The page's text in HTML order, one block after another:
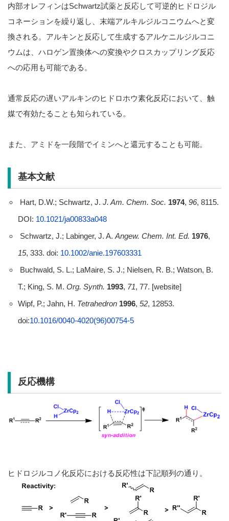
内部オレフィンはSchwartz試薬と反応して可逆的ヒドロジル
コネーションを繰り返し、末端アルキルジルコニウムへと変
換される。アルキンと反応して生成するアルケニルジルコニ
ウムは、ハロゲン置換体への変換やクロスカップリング反応
への応用も可能である。
通常反応の遅いアルキンのヒドロホウ素化反応において、触
媒で有効たることも知られている。
また、アミドを一段階でイミンへと還元することも可能。
基本文献
Hart, D.W.; Schwartz, J. J. Am. Chem. Soc. 1974, 96, 8115.
DOI: 10.1021/ja00833a048
Schwartz, J.; Labinger, J. A. Angew. Chem. Int. Ed. 1976,
15, 333. doi: 10.1002/anie.197603331
Buchwald, S. L.; LaMaire, S. J.; Nielsen, R. B.; Watson, B.
T.; King, S. M. Org. Synth. 1993, 71, 77. [website]
Wipf, P.; Jahn, H. Tetrahedron 1996, 52, 12853.
doi:10.1016/0040-4020(96)00754-5
反応機構
ヒドロジルコノ化反応における反応性は下記順列の通り。